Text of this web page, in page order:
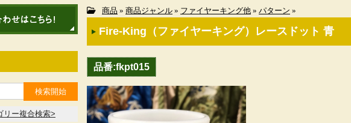
商品 » 商品ジャンル » ファイヤーキング他 » パターン »
Fire-King（ファイヤーキング）レースドット 青
品番:fkpt015
リー複合検索>